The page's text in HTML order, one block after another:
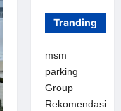
Tranding
msm
parking
Group
Rekomendasi